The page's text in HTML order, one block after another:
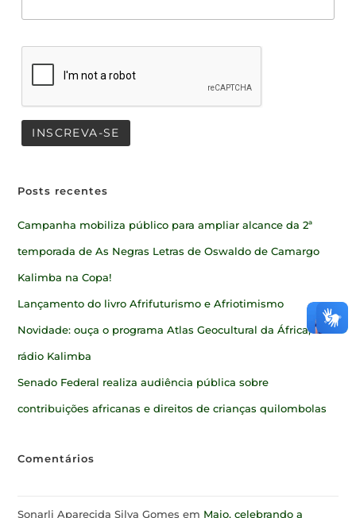
Posts recentes
Campanha mobiliza público para ampliar alcance da 2ª
temporada de As Negras Letras de Oswaldo de Camargo
Kalimba na Copa!
Lançamento do livro Afrifuturismo e Afriotimismo
Novidade: ouça o programa Atlas Geocultural da África, na
rádio Kalimba
Senado Federal realiza audiência pública sobre
contribuições africanas e direitos de crianças quilombolas
Comentários
Sonarli Aparecida Silva Gomes em Maio, celebrando a